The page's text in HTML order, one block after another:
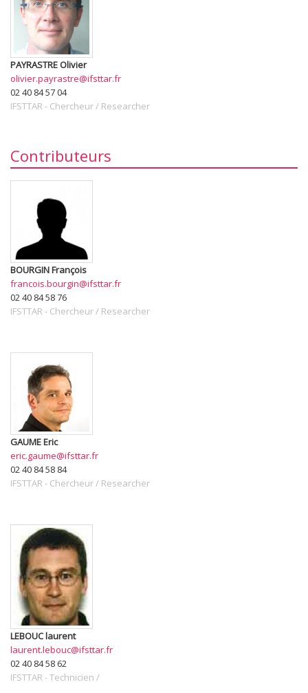
PAYRASTREOlivier
olivier.payrastre@ifsttar.fr
02 40 84 57 04
IFSTTAR - Chercheur / Researcher
Contributeurs
BOURGINFrançois
francois.bourgin@ifsttar.fr
02 40 84 58 76
IFSTTAR - Chercheur / Researcher
GAUMEEric
eric.gaume@ifsttar.fr
02 40 84 58 84
IFSTTAR - Chercheur / Researcher
LEBOUClaurent
laurent.lebouc@ifsttar.fr
02 40 84 58 62
IFSTTAR -Technicien /